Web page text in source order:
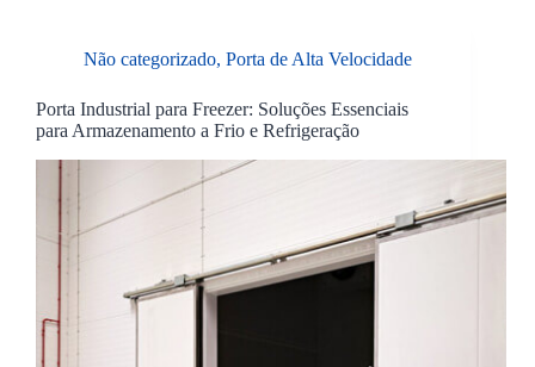
Não categorizado, Porta de Alta Velocidade
Porta Industrial para Freezer: Soluções Essenciais
para Armazenamento a Frio e Refrigeração